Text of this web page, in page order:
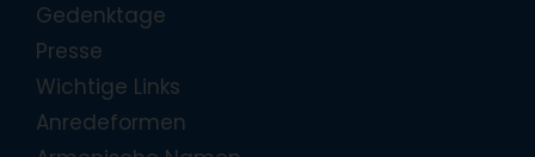
Gedenktage
Presse
Wichtige Links
Anredeformen